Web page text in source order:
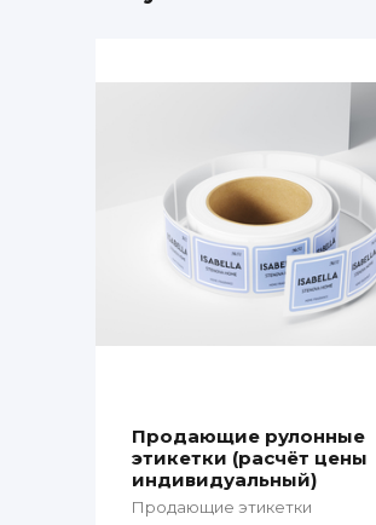
Продающие рулонные
этикетки (расчёт цены
индивидуальный)
Продающие этикетки